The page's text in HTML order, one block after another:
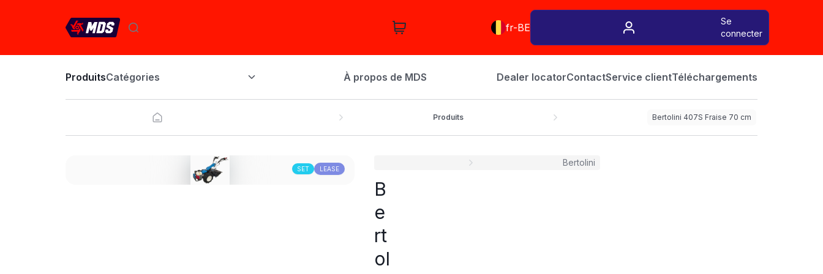
fr-BE
Se
connecter
ProduitsCatégories À propos de MDS Dealer locatorContactService clientTéléchargements
Produits Bertolini 407S Fraise 70 cm
SET LEASE
Bertolini
B
e
rt
ol